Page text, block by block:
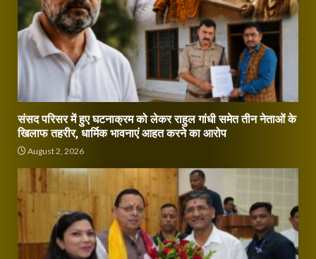
संसद परिसर में हुए घटनाक्रम को लेकर राहुल गांधी समेत तीन नेताओं के
खिलाफ तहरीर, धार्मिक भावनाएं आहत करने का आरोप
August 2, 2026